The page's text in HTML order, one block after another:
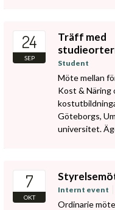
24
SEP
Träff med
Student
Möte mellan
Kost & Näring
Göteborgs,
universitet.
7
OKT
Internt event
Ordinarie